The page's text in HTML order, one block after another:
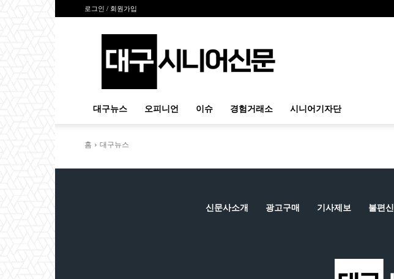
로그인 / 회원가입
시
대구뉴스 오피니언 이슈 경험거래소 시니어기자단
홈 대구뉴스
신문사소개 광고구매 기사제보 불편